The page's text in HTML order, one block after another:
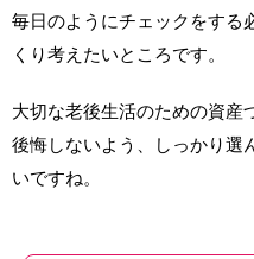
毎日のようにチェックをする
くり考えたいところです。
大切な老後生活のための資産
後悔しないよう、しっかり選
いですね。